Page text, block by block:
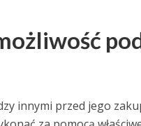
innymi przed jego